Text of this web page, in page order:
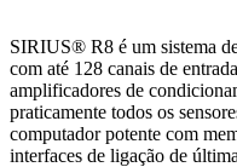
SIRIUS® R8 é um sistema
com até 128 canais de
amplificadores de
praticamente todos os
computador potente com
interfaces de ligação de